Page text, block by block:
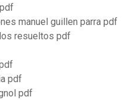
manuel guillen parra pdf
resueltos pdf
pdf
pdf